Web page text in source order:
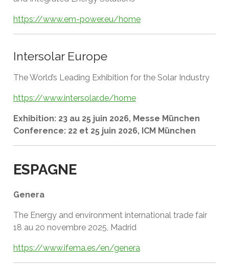
https://www.em-power.eu/home
Intersolar Europe
The World’s Leading Exhibition for the Solar Industry
https://www.intersolar.de/home
Exhibition: 23 au 25 juin 2026, Messe München
Conference: 22 et 25 juin 2026, ICM München
ESPAGNE
Genera
The Energy and environment international trade fair
18 au 20 novembre 2025, Madrid
https://www.ifema.es/en/genera